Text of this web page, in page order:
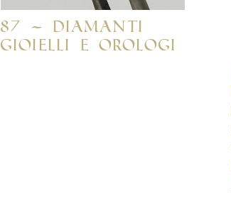
87 – DIAMANTI
GIOIELLI E OROLOGI